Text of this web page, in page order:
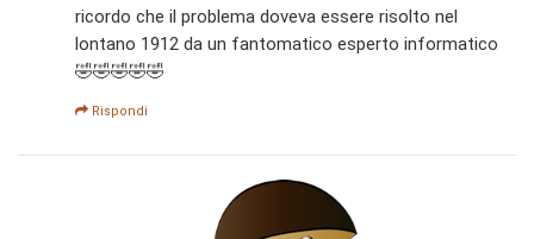
ricordo che il problema doveva essere risolto nel
lontano 1912 da un fantomatico esperto informatico
🤣🤣🤣🤣🤣
Rispondi